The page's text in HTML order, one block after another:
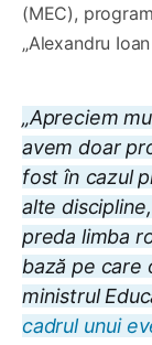
(MEC),
„Alexandru
„Apreciem
avem doar
fost în cazul
alte
preda limba
bază pe care
ministrul
cadrul unui